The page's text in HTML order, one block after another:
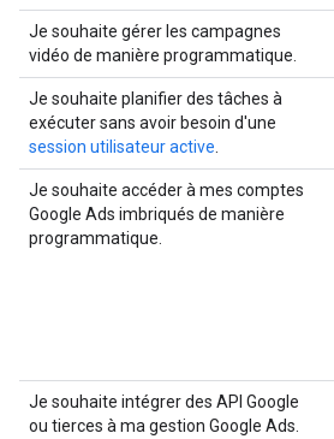
Je souhaite gérer les campagnes
vidéo de manière programmatique.
Je souhaite planifier des tâches à
exécuter sans avoir besoin d'une
session utilisateur active
Je souhaite accéder à mes comptes
Google Ads imbriqués de manière
programmatique.
Je souhaite intégrer des API Google
ou tierces à ma gestion Google Ads.